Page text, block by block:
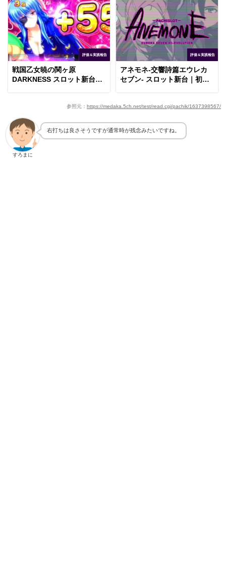
評価＆実践報告
戦国乙女暁の関ヶ原
DARKNESS スロット新台｜
評価＆実践報告
アネモネ-交響詩篇エウレカ
セブン- スロット新台｜初打
参照元： https://medaka.5ch.net/test/read.cgi/pachik/1637398567/
すろまに
右打ちは良さそうですが通常時が残念みたいですね。